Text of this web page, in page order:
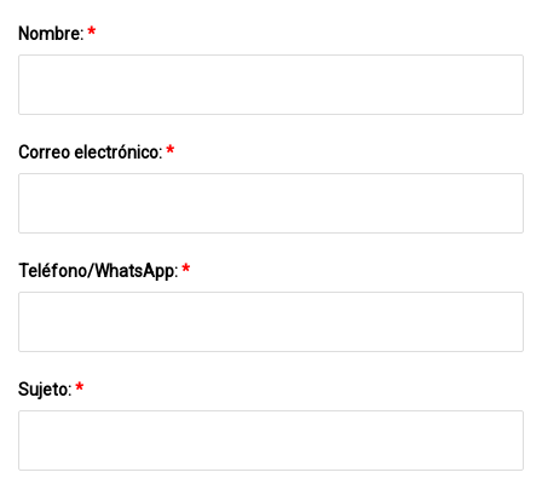
Nombre:*
Correo electrónico:*
Teléfono/WhatsApp:*
Sujeto:*